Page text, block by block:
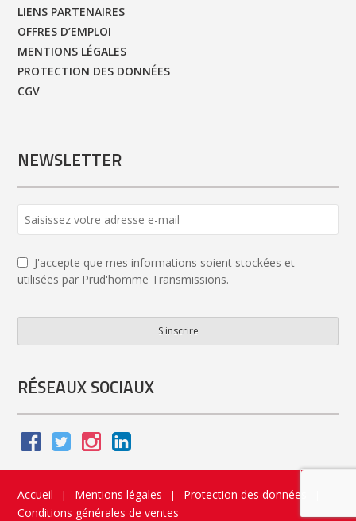
LIENS PARTENAIRES
OFFRES D’EMPLOI
MENTIONS LÉGALES
PROTECTION DES DONNÉES
CGV
NEWSLETTER
J'accepte que mes informations soient stockées et
utilisées par Prud'homme Transmissions.
S'inscrire
Number *
RÉSEAUX SOCIAUX
Accueil | Mentions légales | Protection des données
Conditions générales de ventes